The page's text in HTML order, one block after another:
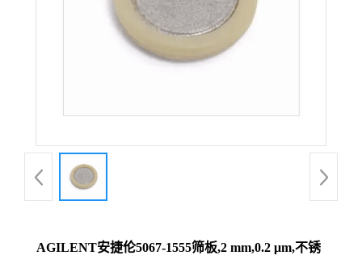
AGILENT安捷伦5067-1555筛板,2 mm,0.2 μm,不锈